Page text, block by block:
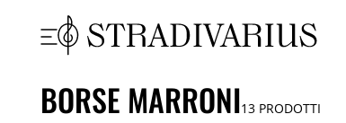
BORSE MARRONI13 PRODOTTI